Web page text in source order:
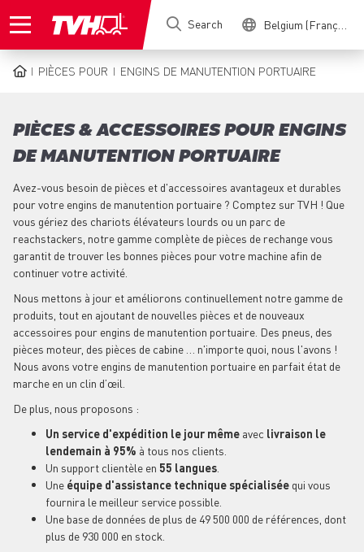
to
Search Belgium (Français)
PIÈCES POUR ENGINS DE MANUTENTION PORTUAIRE
PIÈCES & ACCESSOIRES POUR ENGINS
DE MANUTENTION PORTUAIRE
Avez-vous besoin de pièces et d'accessoires avantageux et durables
pour votre engins de manutention portuaire ? Comptez sur TVH ! Que
vous gériez des chariots élévateurs lourds ou un parc de
reachstackers, notre gamme complète de pièces de rechange vous
garantit de trouver les bonnes pièces pour votre machine afin de
continuer votre activité.
Nous mettons à jour et améliorons continuellement notre gamme de
produits, tout en ajoutant de nouvelles pièces et de nouveaux
accessoires pour engins de manutention portuaire. Des pneus, des
pièces moteur, des pièces de cabine … n'importe quoi, nous l'avons !
Nous avons votre engins de manutention portuaire en parfait état de
marche en un clin d’œil.
De plus, nous proposons :
Un service d'expédition le jour même avec livraison le
lendemain à 95% à tous nos clients.
Un support clientèle en 55 langues
Une équipe d'assistance technique spécialisée qui vous
fournira le meilleur service possible.
Une base de données de plus de 49 500 000 de références, dont
plus de 930 000 en stock.